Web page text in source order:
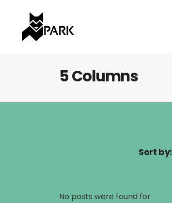
5 Columns
Sort by:
No posts were found for